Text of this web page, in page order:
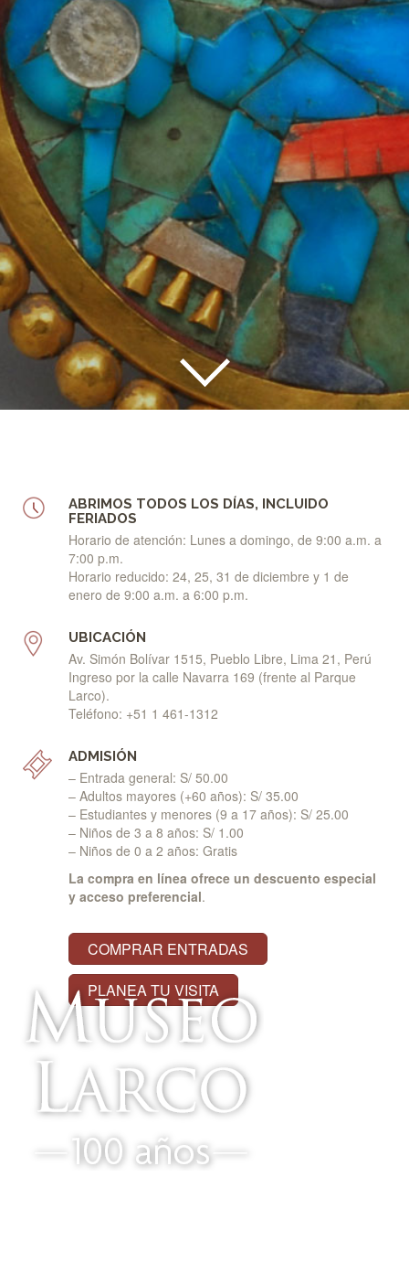
ABRIMOS TODOS LOS DÍAS, INCLUIDO
FERIADOS
Horario de atención: Lunes a domingo, de 9:00 a.m. a
7:00 p.m.
Horario reducido: 24, 25, 31 de diciembre y 1 de
enero de 9:00 a.m. a 6:00 p.m.
UBICACIÓN
Av. Simón Bolívar 1515, Pueblo Libre, Lima 21, Perú
Ingreso por la calle Navarra 169 (frente al Parque
Larco).
Teléfono: +51 1 461-1312
ADMISIÓN
– Entrada general: S/ 50.00
– Adultos mayores (+60 años): S/ 35.00
– Estudiantes y menores (9 a 17 años): S/ 25.00
– Niños de 3 a 8 años: S/ 1.00
– Niños de 0 a 2 años: Gratis
La compra en línea ofrece un descuento especial
y acceso preferencial.
COMPRAR ENTRADAS
PLANEA TU VISITA